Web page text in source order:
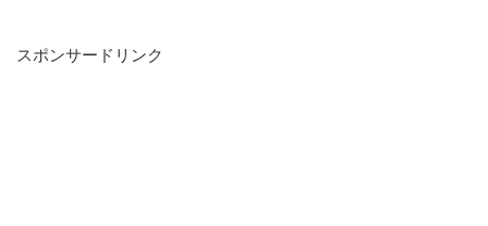
スポンサードリンク